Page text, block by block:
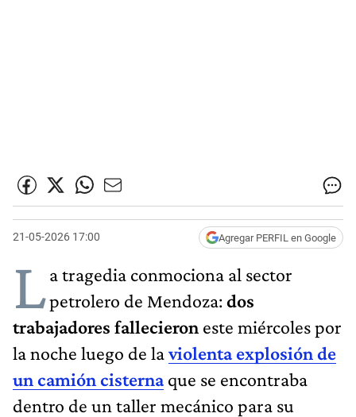
21-05-2026 17:00 Agregar PERFIL en Google
La tragedia conmociona al sector
petrolero de Mendoza:dos
trabajadores fallecieron este miércoles por
la noche luego de laviolenta explosión de
un camión cisternaque se encontraba
dentro de un taller mecánico para su